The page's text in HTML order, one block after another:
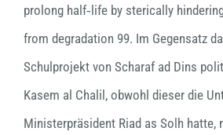
prolong half‐life by sterically
from degradation 99. Im Gegensatz
Schulprojekt von Scharaf ad Dins
Kasem al Chalil, obwohl dieser die
Ministerpräsident Riad as Solh hatte,